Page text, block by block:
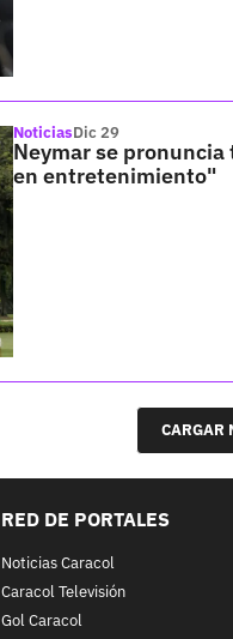
NoticiasDic 29
Neymar se
en entretenimiento"
CARGAR
RED DE PORTALES
Noticias Caracol
Caracol Televisión
Gol Caracol